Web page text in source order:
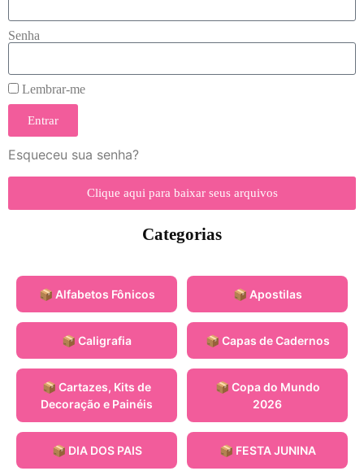
Senha
Lembrar-me
Entrar
Esqueceu sua senha?
Clique aqui para baixar seus arquivos
Categorias
📦 Alfabetos Fônicos 📦 Apostilas
📦 Caligrafia 📦 Capas de Cadernos
📦 Cartazes, Kits de
Decoração e Painéis
📦 Copa do Mundo
2026
📦 DIA DOS PAIS 📦 FESTA JUNINA